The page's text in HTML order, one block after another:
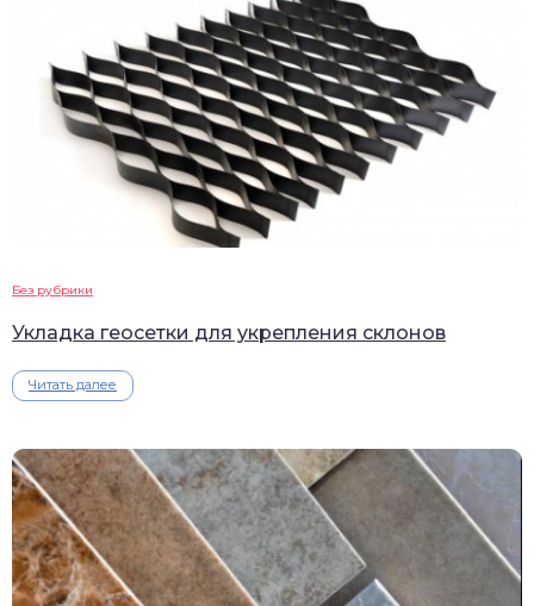
Без рубрики
Укладка геосетки для укрепления склонов
Читать далее